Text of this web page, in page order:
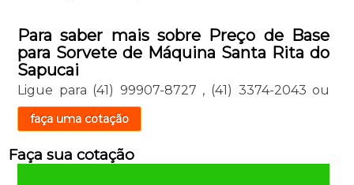
Para saber mais sobre Preço de Base
para Sorvete de Máquina Santa Rita do
Sapucai
Ligue para (41) 99907-8727 , (41) 3374-2043 ou
faça uma cotação
Faça sua cotação